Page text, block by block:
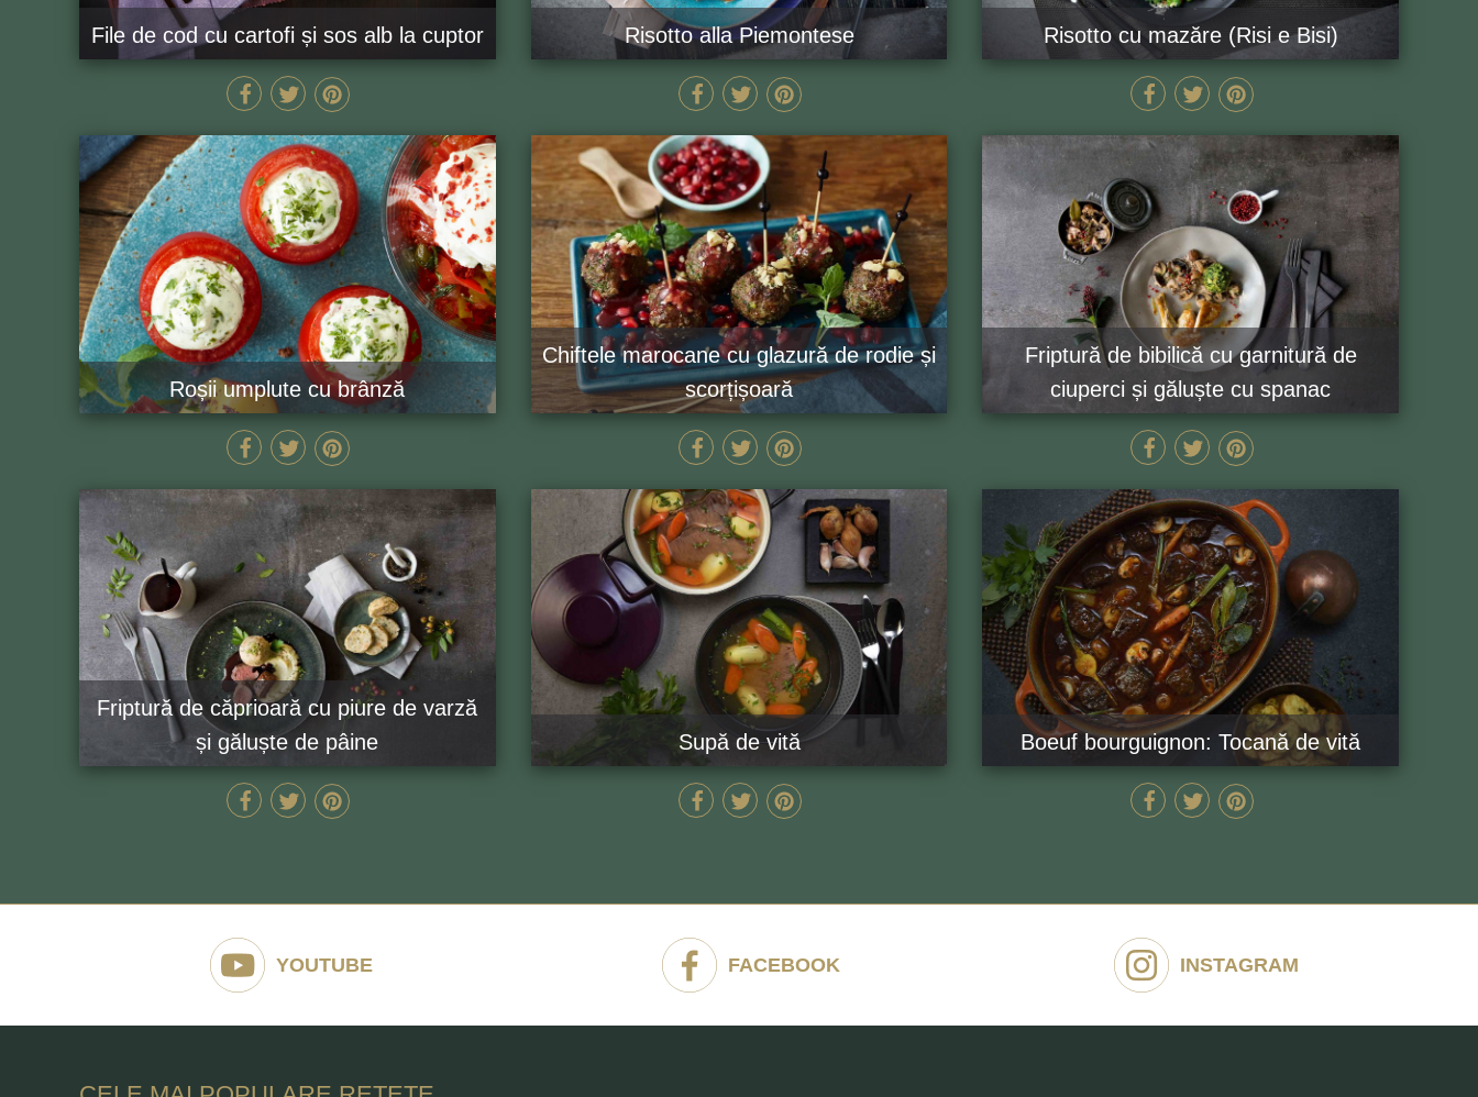
File de cod cu cartofi și sos alb la cuptor
55 MIN GĂTEȘTE ACUM
Risotto alla Piemontese
35 MIN GĂTEȘTE ACUM
Risotto cu mazăre (Risi e Bisi)
50 MIN GĂTEȘTE ACUM
Roșii umplute cu brânză
15 MIN GĂTEȘTE ACUM
Chiftele marocane cu glazură de rodie și
scorțișoară
45 MIN GĂTEȘTE ACUM
Friptură de bibilică cu garnitură de
ciuperci și găluște cu spanac
70 MIN GĂTEȘTE ACUM
Friptură de căprioară cu piure de varză
și găluște de pâine
90 MIN GĂTEȘTE ACUM
Supă de vită
280 MIN GĂTEȘTE ACUM
Boeuf bourguignon: Tocană de vită
220 MIN GĂTEȘTE ACUM
YOUTUBE FACEBOOK INSTAGRAM